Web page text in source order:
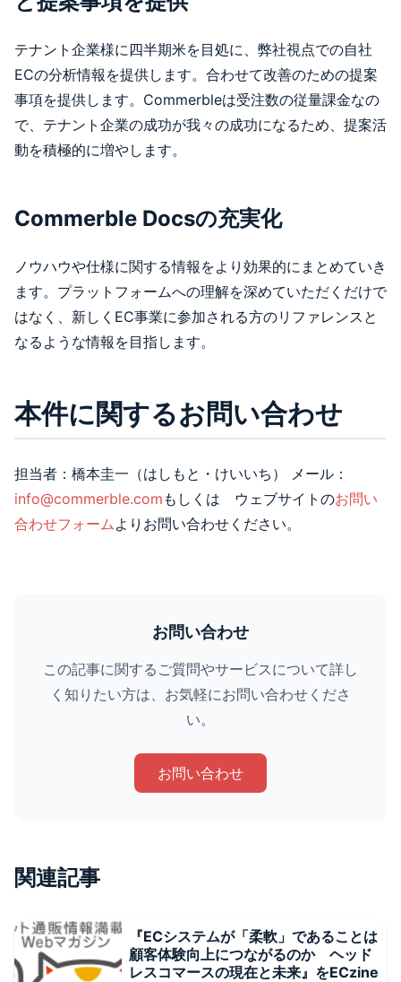
テナント企業様に四半期米を目処に、弊社視点での自社
ECの分析情報を提供します。合わせて改善のための提案
事項を提供します。Commerbleは受注数の従量課金なの
で、テナント企業の成功が我々の成功になるため、提案活
動を積極的に増やします。
Commerble Docsの充実化
ノウハウや仕様に関する情報をより効果的にまとめていき
ます。プラットフォームへの理解を深めていただくだけで
はなく、新しくEC事業に参加される方のリファレンスと
なるような情報を目指します。
本件に関するお問い合わせ
担当者：橋本圭一（はしもと・けいいち） メール：
info@commerble.com もしくは ウェブサイトのお問い
合わせフォーム よりお問い合わせください。
お問い合わせ
この記事に関するご質問やサービスについて詳し
く知りたい方は、お気軽にお問い合わせくださ
い。
お問い合わせ
関連記事
『ECシステムが「柔軟」であることは
顧客体験向上につながるのか ヘッド
レスコマースの現在と未来』をECzine